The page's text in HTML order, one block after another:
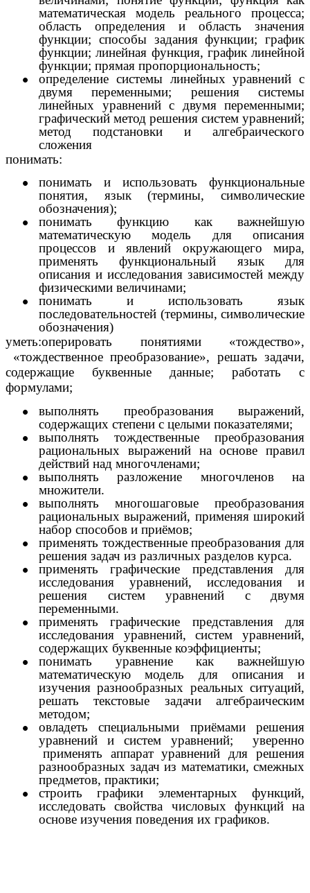
математическая модель реального процесса;
область определения и область значения
функции; способы задания функции; график
функции; линейная функция, график линейной
функции; прямая пропорциональность;
определение системы линейных уравнений с
двумя переменными; решения системы
линейных уравнений с двумя переменными;
графический метод решения систем уравнений;
метод подстановки и алгебраического
сложения
понимать:
понимать и использовать функциональные
понятия, язык (термины, символические
обозначения);
понимать функцию как важнейшую
математическую модель для описания
процессов и явлений окружающего мира,
применять функциональный язык для
описания и исследования зависимостей между
физическими величинами;
понимать и использовать язык
последовательностей (термины, символические
обозначения)
уметь:оперировать понятиями «тождество»,
«тождественное преобразование», решать задачи,
содержащие буквенные данные; работать с
формулами;
выполнять преобразования выражений,
содержащих степени с целыми показателями;
выполнять тождественные преобразования
рациональных выражений на основе правил
действий над многочленами;
выполнять разложение многочленов на
множители.
выполнять многошаговые преобразования
рациональных выражений, применяя широкий
набор способов и приёмов;
применять тождественные преобразования для
решения задач из различных разделов курса.
применять графические представления для
исследования уравнений, исследования и
решения систем уравнений с двумя
переменными.
применять графические представления для
исследования уравнений, систем уравнений,
содержащих буквенные коэффициенты;
понимать уравнение как важнейшую
математическую модель для описания и
изучения разнообразных реальных ситуаций,
решать текстовые задачи алгебраическим
методом;
овладеть специальными приёмами решения
уравнений и систем уравнений; уверенно
применять аппарат уравнений для решения
разнообразных задач из математики, смежных
предметов, практики;
строить графики элементарных функций,
исследовать свойства числовых функций на
основе изучения поведения их графиков.